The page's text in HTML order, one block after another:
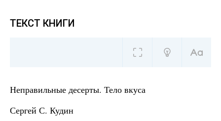
ТЕКСТ КНИГИ
Неправильные десерты. Тело вкуса
Сергей С. Кудин